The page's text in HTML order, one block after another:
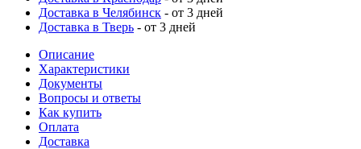
Доставка в Челябинск - от 3 дней
Доставка в Тверь - от 3 дней
Описание
Характеристики
Документы
Вопросы и ответы
Как купить
Оплата
Доставка